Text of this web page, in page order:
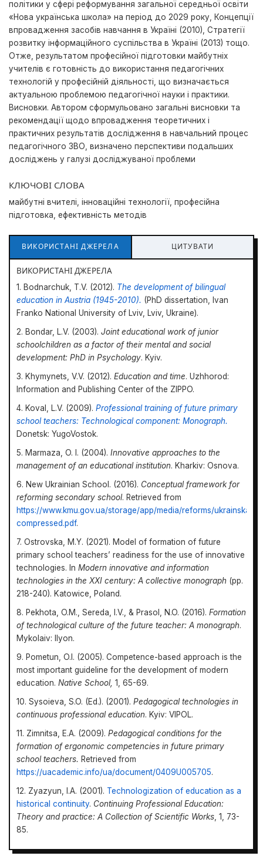
політики у сфері реформування загальної середньої освіти
«Нова українська школа» на період до 2029 року, Концепції
впровадження засобів навчання в Україні (2010), Стратегії
розвитку інформаційного суспільства в Україні (2013) тощо.
Отже, результатом професійної підготовки майбутніх
учителів є готовність до використання педагогічних
технологій у професійній діяльності, що визначається
актуальною проблемою педагогічної науки і практики.
Висновки. Автором сформульовано загальні висновки та
рекомендації щодо впровадження теоретичних і
практичних результатів дослідження в навчальний процес
педагогічного ЗВО, визначено перспективи подальших
досліджень у галузі досліджуваної проблеми
КЛЮЧОВІ СЛОВА
майбутні вчителі, інноваційні технології, професійна
підготовка, ефективність методів
ВИКОРИСТАНІ ДЖЕРЕЛА ЦИТУВАТИ
ВИКОРИСТАНІ ДЖЕРЕЛА
1. Bodnarchuk, T.V. (2012). The development of bilingual
education in Austria (1945-2010). (PhD dissertation, Ivan
Franko National University of Lviv, Lviv, Ukraine).
2. Bondar, L.V. (2003).Joint educational work of junior
schoolchildren as a factor of their mental and social
development: PhD in Psychology. Kyiv.
3. Khymynets, V.V. (2012).Education and time. Uzhhorod:
Information and Publishing Center of the ZIPPO.
4. Koval, L.V. (2009).Professional training of future primary
school teachers: Technological component: Monograph.
Donetsk: YugoVostok.
5. Marmaza, O. I. (2004).Innovative approaches to the
management of an educational institution. Kharkiv: Osnova.
6. New Ukrainian School. (2016). Conceptual framework for
reforming secondary school. Retrieved from
https://www.kmu.gov.ua/storage/app/media/reforms/
compressed.pdf.
7. Ostrovska, M.Y. (2021). Model of formation of future
primary school teachers’ readiness for the use of innovative
technologies. InModern innovative and information
technologies in the XXI century: A collective monograph (pp.
218-240). Katowice, Poland.
8. Pekhota, O.M., Sereda, I.V., & Prasol, N.O. (2016).Formation
of technological culture of the future teacher: A monograph.
Mykolaiv: Ilyon.
9. Pometun, O.I. (2005). Competence-based approach is the
most important guideline for the development of modern
education.Native School,1, 65-69.
10. Sysoieva, S.O. (Ed.). (2001).Pedagogical technologies in
continuous professional education. Kyiv: VIPOL.
11. Zimnitsa, E.A. (2009).Pedagogical conditions for the
formation of ergonomic competencies in future primary
school teachers. Retrieved from
https://uacademic.info/ua/document/0409U005705.
12. Zyazyun, I.A. (2001). Technologization of education as a
historical continuity. Continuing Professional Education:
Theory and practice: A Collection of Scientific Works, 1, 73-
85.